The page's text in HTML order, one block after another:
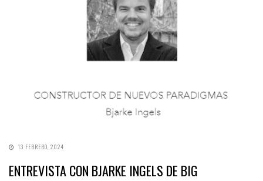
13 FEBRERO, 2024
ENTREVISTA CON BJARKE INGELS DE BIG